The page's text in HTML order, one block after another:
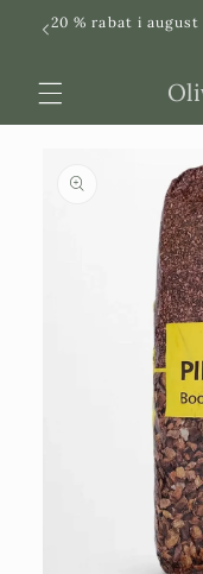
Svenska
20 % rabat i